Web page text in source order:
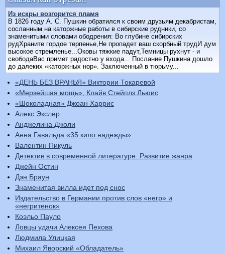
Из искры возгорится пламя
В 1826 году А. С. Пушкин обратился к своим друзьям декабристам,
сосланным на каторжные работы в сибирские рудники, со
знаменитыми словами ободрения: Во глубине сибирских
рудХраните гордое терпенье,Не пропадет ваш скорбный трудИ дум
высокое стремленье...Оковы тяжкие падут,Темницы рухнут - и
свободаВас примет радостно у входа... Послание Пушкина дошло
до далеких «каторжных нор». Заключенный в тюрьму...
«ДЕНЬ БЕЗ ВРАНЬЯ» Виктории Токаревой
«Мерзейшая мощь», Клайв Стейплз Льюис
«Шоколадная» Джоан Харрис
Алекс Экслер
Анджелина Джоли
Анна Гавальда «35 кило надежды»
Валентин Пикуль
Детектив в современной литературе. Развитие жанра
Джейн Остин
Дэн Браун
Знаменитая вилла идет под снос
Издательство в Германии против слов «негр» и
«негритенок»
Коэльо Пауло
Ловцы удачи Алексея Пехова
Людмила Улицкая
Михаил Яворский «Обладатель»